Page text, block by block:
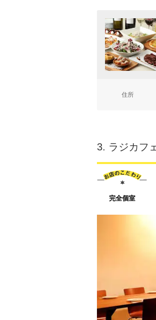
住所
3. ラジカフ
完全個室